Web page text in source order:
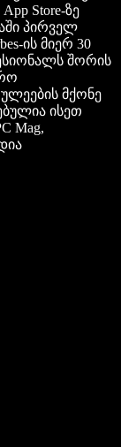
Store-ზე
პირველ
ის მიერ 30
შორის
მქონე
ისეთ
Mag,